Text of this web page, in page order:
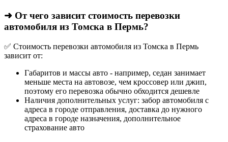
➜ От чего зависит стоимость перевозки
автомобиля из Томска в Пермь?
✅ Стоимость перевозки автомобиля из Томска в Пермь
зависит от:
Габаритов и массы авто - например, седан занимает
меньше места на автовозе, чем кроссовер или джип,
поэтому его перевозка обычно обходится дешевле
Наличия дополнительных услуг: забор автомобиля с
адреса в городе отправления, доставка до нужного
адреса в городе назначения, дополнительное
страхование авто